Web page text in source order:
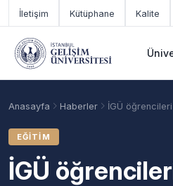
Ana içeriğe geç
İletişim Kütüphane Kalite
Anasayfa Haberler İGÜ öğrencileri
EĞITIM
İGÜ